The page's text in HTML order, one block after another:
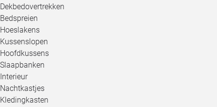
Dekbedovertrekken
Bedspreien
Hoeslakens
Kussenslopen
Hoofdkussens
Slaapbanken
Interieur
Nachtkastjes
Kledingkasten